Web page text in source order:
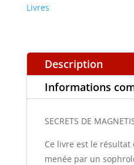
Livres
Description
Informations
SECRETS DE
Ce livre est le
menée par un